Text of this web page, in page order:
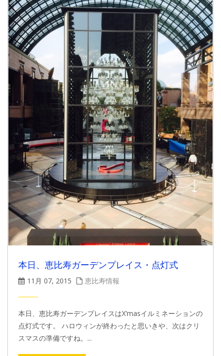
本日、恵比寿ガーデンプレイス・点灯式
11月 07, 2015 恵比寿情報
本日、恵比寿ガーデンプレイスはX’masイルミネーションの
点灯式です。 ハロウィンが終わったと思いきや、次はクリ
スマスの準備ですね。...